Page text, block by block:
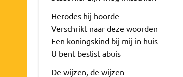
Herodes hij hoorde
Verschrikt naar deze woorden
Een koningskind bij mij in huis
U bent beslist abuis
De wijzen, de wijzen